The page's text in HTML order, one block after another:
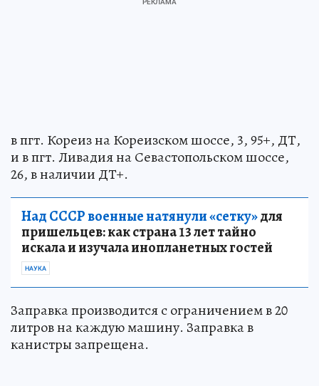
в пгт. Кореиз на Кореизском шоссе, 3, 95+, ДТ,
и в пгт. Ливадия на Севастопольском шоссе,
26, в наличии ДТ+.
Над СССР военные натянули «сетку»для
пришельцев: как страна 13 лет тайно
искала и изучала инопланетных гостей
НАУКА
Заправка производится с ограничением в 20
литров на каждую машину. Заправка в
канистры запрещена.